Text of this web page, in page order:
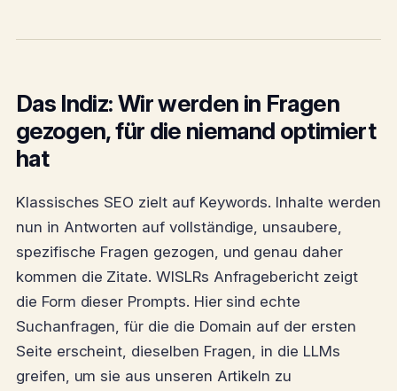
Das Indiz: Wir werden in Fragen
gezogen, für die niemand optimiert
hat
Klassisches SEO zielt auf Keywords. Inhalte werden
nun in Antworten auf vollständige, unsaubere,
spezifische Fragen gezogen, und genau daher
kommen die Zitate. WISLRs Anfragebericht zeigt
die Form dieser Prompts. Hier sind echte
Suchanfragen, für die die Domain auf der ersten
Seite erscheint, dieselben Fragen, in die LLMs
greifen, um sie aus unseren Artikeln zu